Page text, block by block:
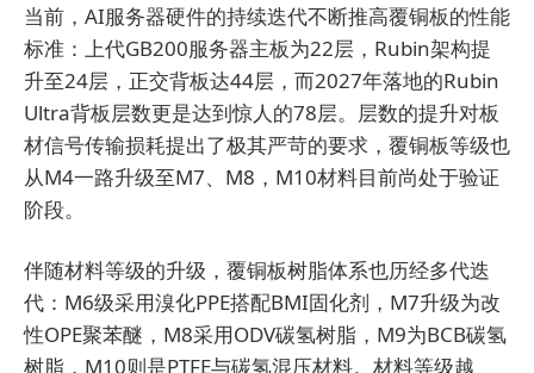
当前，AI服务器硬件的持续迭代不断推高覆铜板的性能
标准：上代GB200服务器主板为22层，Rubin架构提
升至24层，正交背板达44层，而2027年落地的Rubin
Ultra背板层数更是达到惊人的78层。层数的提升对板
材信号传输损耗提出了极其严苛的要求，覆铜板等级也
从M4一路升级至M7、M8，M10材料目前尚处于验证
阶段。
伴随材料等级的升级，覆铜板树脂体系也历经多代迭
代：M6级采用溴化PPE搭配BMI固化剂，M7升级为改
性OPE聚苯醚，M8采用ODV碳氢树脂，M9为BCB碳氢
树脂，M10则是PTFE与碳氢混压材料。材料等级越